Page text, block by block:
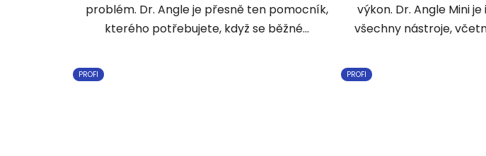
problém. Dr. Angle je přesně ten pomocník,
kterého potřebujete, když se běžné...
výkon. Dr. Angle Mini
všechny nástroje,
PROFI PROFI